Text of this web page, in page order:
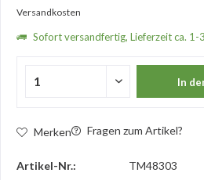
Versandkosten
Sofort versandfertig, Lieferzeit ca. 1-
In
Merken Fragen zum Artikel?
Artikel-Nr.: TM48303